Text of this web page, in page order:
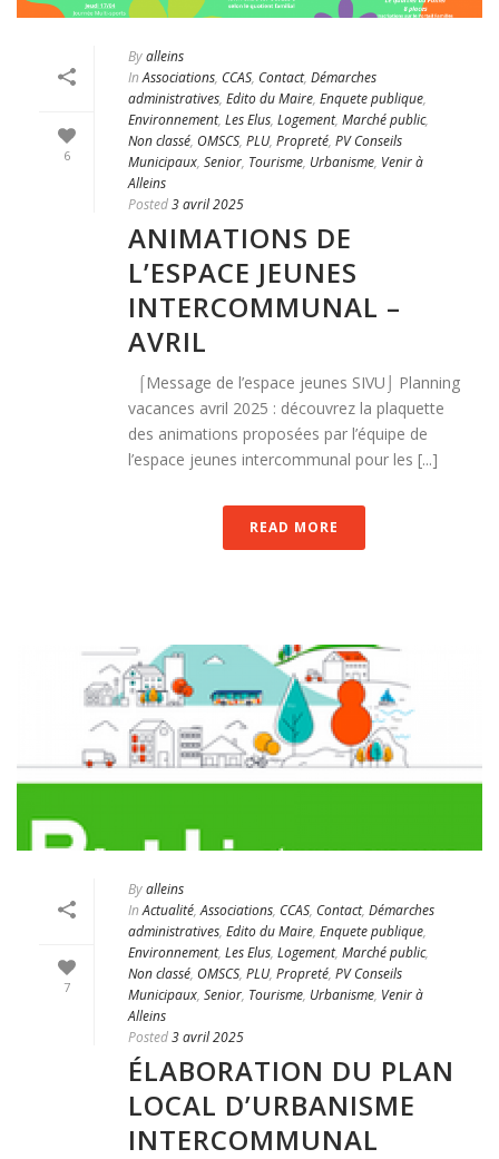
6
Byalleins
In Associations, CCAS, Contact, Démarches
administratives, Edito du Maire, Enquete publique,
Environnement, Les Elus, Logement, Marché public,
Non classé, OMSCS, PLU, Propreté, PV Conseils
Municipaux, Senior, Tourisme, Urbanisme, Venir à
Alleins
Posted3 avril 2025
ANIMATIONS DE
L’ESPACE JEUNES
INTERCOMMUNAL –
AVRIL
⌠Message de l’espace jeunes SIVU⌡ Planning
vacances avril 2025 : découvrez la plaquette
des animations proposées par l’équipe de
l’espace jeunes intercommunal pour les [...]
READ MORE
7
Byalleins
In Actualité,Associations, CCAS, Contact, Démarches
administratives, Edito du Maire, Enquete publique,
Environnement, Les Elus, Logement, Marché public,
Non classé, OMSCS, PLU, Propreté, PV Conseils
Municipaux, Senior, Tourisme, Urbanisme, Venir à
Alleins
Posted3 avril 2025
ÉLABORATION DU PLAN
LOCAL D’URBANISME
INTERCOMMUNAL